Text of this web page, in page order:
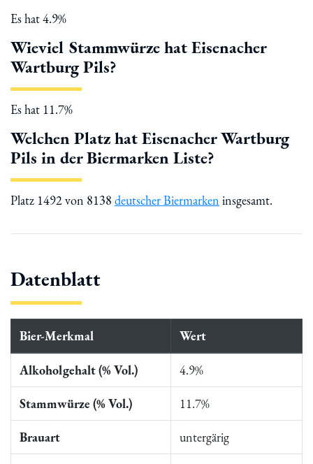
Es hat 4.9%
Wieviel Stammwürze hat Eisenacher
Wartburg Pils?
Es hat 11.7%
Welchen Platz hat Eisenacher Wartburg
Pils in der Biermarken Liste?
Platz 1492 von 8138 deutscher Biermarken insgesamt.
Datenblatt
Bier-Merkmal Wert
Alkoholgehalt (% Vol.) 4.9%
Stammwürze (% Vol.) 11.7%
Brauart untergärig